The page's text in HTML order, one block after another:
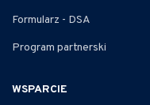
Formularz - DSA
Program partnerski
WSPARCIE